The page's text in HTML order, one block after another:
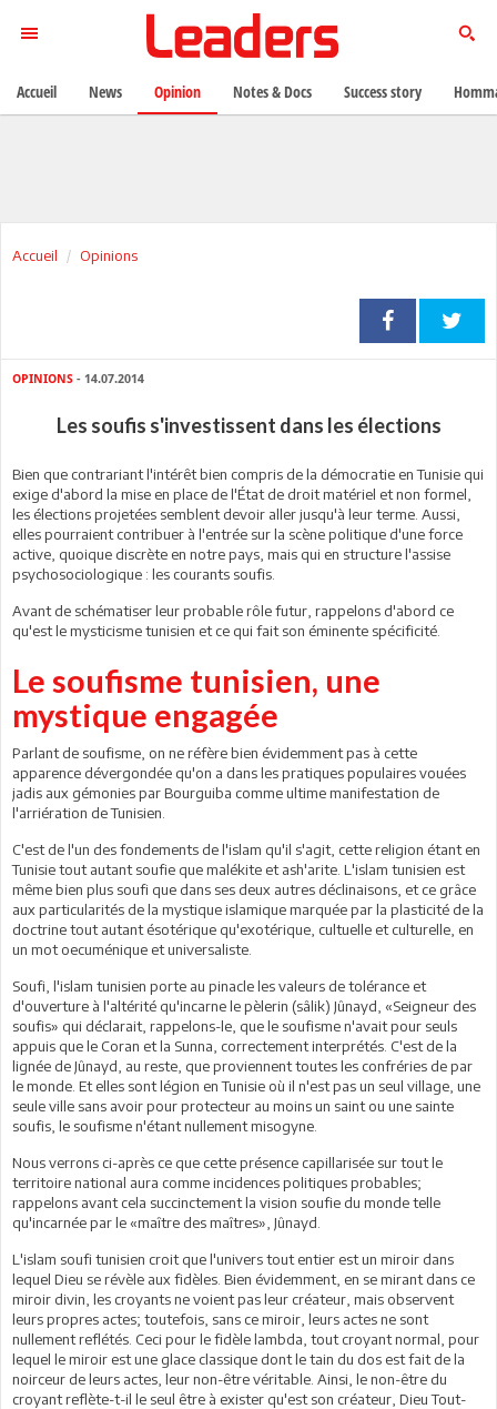
Accueil Opinions
OPINIONS - 14.07.2014
Les soufis s'investissent dans les élections
Bien que contrariant l'intérêt bien compris de la démocratie en Tunisie qui
exige d'abord la mise en place de l'État de droit matériel et non formel,
les élections projetées semblent devoir aller jusqu'à leur terme. Aussi,
elles pourraient contribuer à l'entrée sur la scène politique d'une force
active, quoique discrète en notre pays, mais qui en structure l'assise
psychosociologique : les courants soufis.
Avant de schématiser leur probable rôle futur, rappelons d'abord ce
qu'est le mysticisme tunisien et ce qui fait son éminente spécificité.
Le soufisme tunisien, une
mystique engagée
Parlant de soufisme, on ne réfère bien évidemment pas à cette
apparence dévergondée qu'on a dans les pratiques populaires vouées
jadis aux gémonies par Bourguiba comme ultime manifestation de
l'arriération de Tunisien.
C'est de l'un des fondements de l'islam qu'il s'agit, cette religion étant en
Tunisie tout autant soufie que malékite et ash'arite. L'islam tunisien est
même bien plus soufi que dans ses deux autres déclinaisons, et ce grâce
aux particularités de la mystique islamique marquée par la plasticité de la
doctrine tout autant ésotérique qu'exotérique, cultuelle et culturelle, en
un mot oecuménique et universaliste.
Soufi, l'islam tunisien porte au pinacle les valeurs de tolérance et
d'ouverture à l'altérité qu'incarne le pèlerin (sâlik) Jûnayd, «Seigneur des
soufis» qui déclarait, rappelons-le, que le soufisme n'avait pour seuls
appuis que le Coran et la Sunna, correctement interprétés. C'est de la
lignée de Jûnayd, au reste, que proviennent toutes les confréries de par
le monde. Et elles sont légion en Tunisie où il n'est pas un seul village, une
seule ville sans avoir pour protecteur au moins un saint ou une sainte
soufis, le soufisme n'étant nullement misogyne.
Nous verrons ci-après ce que cette présence capillarisée sur tout le
territoire national aura comme incidences politiques probables;
rappelons avant cela succinctement la vision soufie du monde telle
qu'incarnée par le «maître des maîtres», Jûnayd.
L'islam soufi tunisien croit que l'univers tout entier est un miroir dans
lequel Dieu se révèle aux fidèles. Bien évidemment, en se mirant dans ce
miroir divin, les croyants ne voient pas leur créateur, mais observent
leurs propres actes; toutefois, sans ce miroir, leurs actes ne sont
nullement reflétés. Ceci pour le fidèle lambda, tout croyant normal, pour
lequel le miroir est une glace classique dont le tain du dos est fait de la
noirceur de leurs actes, leur non-être véritable. Ainsi, le non-être du
croyant reflète-t-il le seul être à exister qu'est son créateur, Dieu Tout-
Accueil News Opinion Notes & Docs Success story